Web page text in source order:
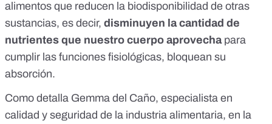
alimentos que reducen la biodisponibilidad de otras
sustancias, es decir, disminuyen la cantidad de
nutrientes que nuestro cuerpo aprovecha para
cumplir las funciones fisiológicas, bloquean su
absorción.
Como detalla Gemma del Caño, especialista en
calidad y seguridad de la industria alimentaria, en la